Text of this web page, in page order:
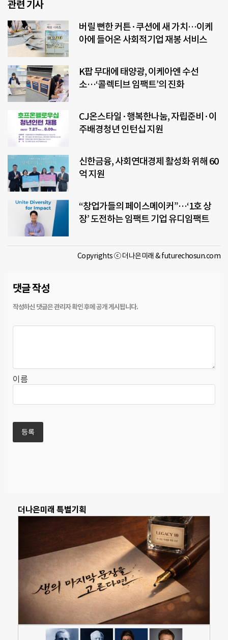
관련 기사
버릴 뻔한 커튼·쿠션에 새 가치…이케
아에 들어온 사회적기업 재봉 서비스
K팝 무대에 태양광, 이케아엔 수선
소…‘콜렉티브 임팩트’의 진화
CJ온스타일·행복한나눔, 자립준비·이
주배경청년 인턴십 지원
신한금융, 사회연대경제 활성화 위해 60
억 지원
“창업가들의 페이스메이커”…‘1호 상
장’ 도전하는 임팩트 기업 유디임팩트
Copyrights ⓒ 더나은미래 & futurechosun.com
댓글 작성
이름
더나은미래 특별기획